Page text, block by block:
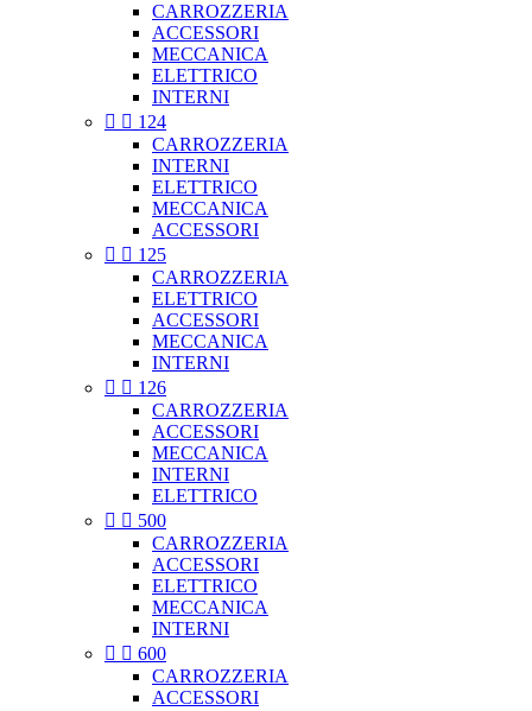
CARROZZERIA
ACCESSORI
MECCANICA
ELETTRICO
INTERNI
  124
CARROZZERIA
INTERNI
ELETTRICO
MECCANICA
ACCESSORI
  125
CARROZZERIA
ELETTRICO
ACCESSORI
MECCANICA
INTERNI
  126
CARROZZERIA
ACCESSORI
MECCANICA
INTERNI
ELETTRICO
  500
CARROZZERIA
ACCESSORI
ELETTRICO
MECCANICA
INTERNI
  600
CARROZZERIA
ACCESSORI